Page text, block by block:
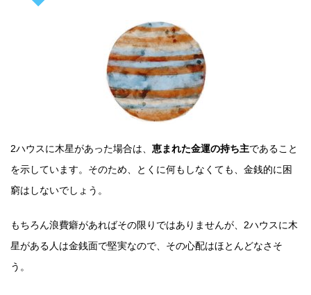
2ハウスに木星があった場合は、 恵まれた金運の持ち主であること
を示しています。そのため、とくに何もしなくても、金銭的に困
窮はしないでしょう。
もちろん浪費癖があればその限りではありませんが、2ハウスに木
星がある人は金銭面で堅実なので、その心配はほとんどなさそ
う。